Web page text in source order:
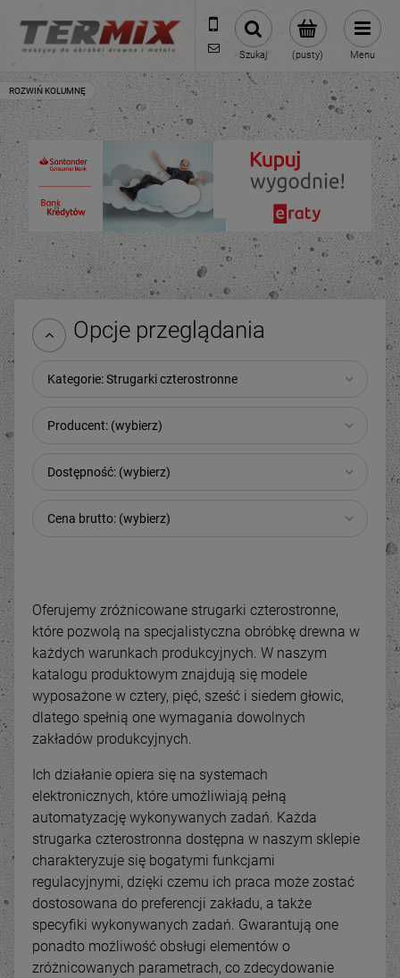
531-422-377
sklep@termixpily.pl
(pusty)
Szukaj Menu
Opcje przeglądania
Kategorie: Strugarki czterostronne
Producent: (wybierz)
Dostępność: (wybierz)
Cena brutto: (wybierz)
Oferujemy zróżnicowane strugarki czterostronne,
które pozwolą na specjalistyczna obróbkę drewna w
każdych warunkach produkcyjnych. W naszym
katalogu produktowym znajdują się modele
wyposażone w cztery, pięć, sześć i siedem głowic,
dlatego spełnią one wymagania dowolnych
zakładów produkcyjnych.
Ich działanie opiera się na systemach
elektronicznych, które umożliwiają pełną
automatyzację wykonywanych zadań. Każda
strugarka czterostronna dostępna w naszym sklepie
charakteryzuje się bogatymi funkcjami
regulacyjnymi, dzięki czemu ich praca może zostać
dostosowana do preferencji zakładu, a także
specyfiki wykonywanych zadań. Gwarantują one
ponadto możliwość obsługi elementów o
zróżnicowanych parametrach, co zdecydowanie